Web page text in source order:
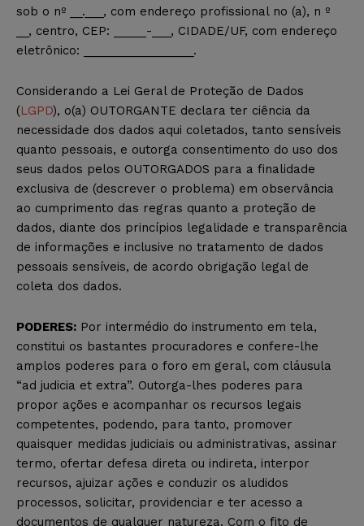
sob o nº __.___, com endereço profissional no (a), n º
__, centro, CEP: _____-___, CIDADE/UF, com endereço
eletrônico: _________________.
Considerando a Lei Geral de Proteção de Dados
(LGPD), o(a) OUTORGANTE declara ter ciência da
necessidade dos dados aqui coletados, tanto sensíveis
quanto pessoais, e outorga consentimento do uso dos
seus dados pelos OUTORGADOS para a finalidade
exclusiva de (descrever o problema) em observância
ao cumprimento das regras quanto a proteção de
dados, diante dos princípios legalidade e transparência
de informações e inclusive no tratamento de dados
pessoais sensíveis, de acordo obrigação legal de
coleta dos dados.
PODERES: Por intermédio do instrumento em tela,
constitui os bastantes procuradores e confere-lhe
amplos poderes para o foro em geral, com cláusula
“ad judicia et extra”. Outorga-lhes poderes para
propor ações e acompanhar os recursos legais
competentes, podendo, para tanto, promover
quaisquer medidas judiciais ou administrativas, assinar
termo, ofertar defesa direta ou indireta, interpor
recursos, ajuizar ações e conduzir os aludidos
processos, solicitar, providenciar e ter acesso a
documentos de qualquer natureza. Com o fito de